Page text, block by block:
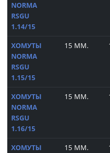
NORMA
RSGU
1.14/15
ХОМУТЫ
NORMA
RSGU
1.15/15
15 ММ.
ХОМУТЫ
NORMA
RSGU
1.16/15
15 ММ.
ХОМУТЫ
15 ММ.